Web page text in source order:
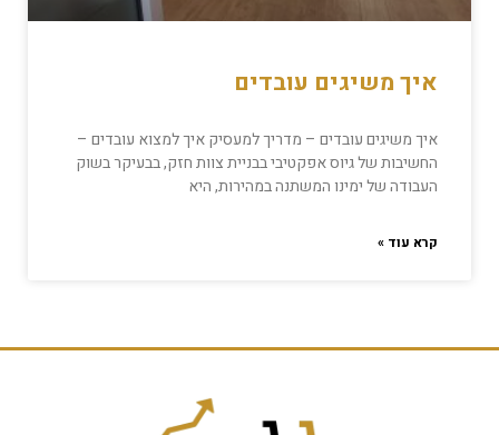
איך משיגים עובדים
איך משיגים עובדים – מדריך למעסיק איך למצוא עובדים –
החשיבות של גיוס אפקטיבי בבניית צוות חזק, בבעיקר בשוק
העבודה של ימינו המשתנה במהירות, היא
קרא עוד »